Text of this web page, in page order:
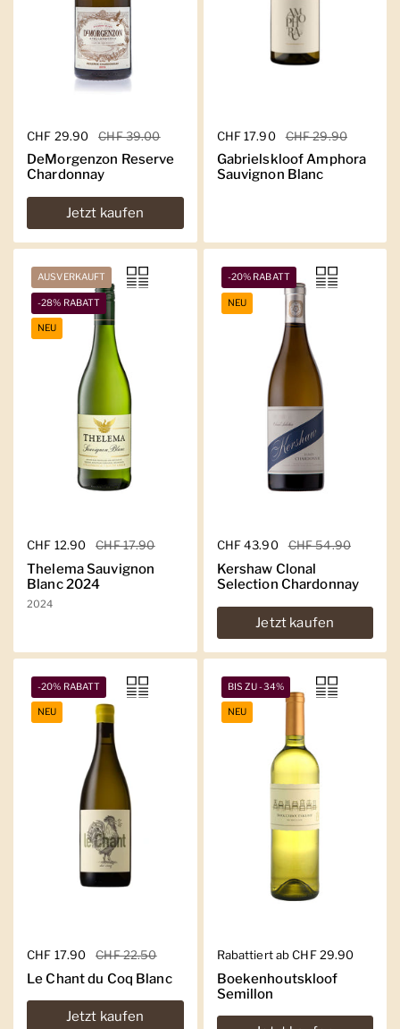
Regulärer Preis
CHF 29.90 Sale-Preis
CHF 39.00
DeMorgenzon Reserve
Chardonnay
Jetzt kaufen
Regulärer Preis
CHF 17.90 Sale-Preis
CHF 29.90
Gabrielskloof Amphora
Sauvignon Blanc
Regulärer Preis
CHF 12.90 Sale-Preis
CHF 17.90
Thelema Sauvignon
Blanc 2024
2024
AUSVERKAUFT
-28% RABATT
NEU
Regulärer Preis
CHF 43.90 Sale-Preis
CHF 54.90
Kershaw Clonal
Selection Chardonnay
Jetzt kaufen
-20% RABATT
NEU
Regulärer Preis
CHF 17.90 Sale-Preis
CHF 22.50
Le Chant du Coq Blanc
Jetzt kaufen
-20% RABATT
NEU
Regulärer Preis
Rabattiert ab CHF 29.90
Boekenhoutskloof
Semillon
BIS ZU -34%
NEU